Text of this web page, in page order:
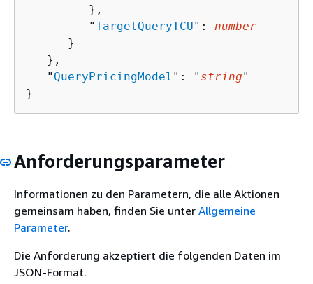
         },
         "
TargetQueryTCU": number
      }
   },
   "
QueryPricingModel ": " string"
}
Anforderungsparameter
Informationen zu den Parametern, die alle Aktionen
gemeinsam haben, finden Sie unter Allgemeine
Parameter.
Die Anforderung akzeptiert die folgenden Daten im
JSON-Format.